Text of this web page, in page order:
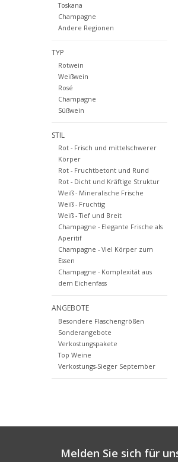
Toskana
Champagne
Andere Regionen
TYP
Rotwein
Weißwein
Rosé
Champagne
Süßwein
STIL
Rot - Frisch und mittelschwerer
Körper
Rot - Fruchtbetont und Rund
Rot - Dicht und Kräftige Struktur
Weiß - Mineralische Frische
Weiß - Fruchtig
Weiß - Tief und Breit
Champagne - Elegante Frische als
Aperitif
Champagne - Viel Körper zum
Essen
Champagne - Komplexität aus
dem Eichenfass
ANGEBOTE
Besondere Flaschengrößen
Sonderangebote
Verkostungspakete
Top Weine
Verkostungs-Sieger September
Melden Sie sich für